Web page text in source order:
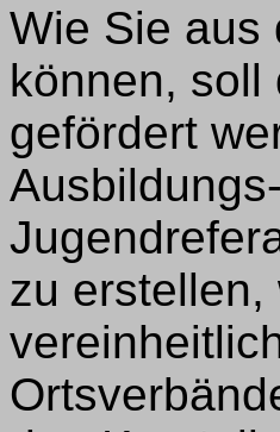
Wie Sie aus
können, soll
gefördert
zu erstellen,